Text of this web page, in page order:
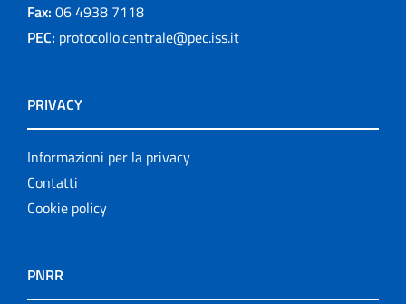
Fax: 06 4938 7118
PEC: protocollo.centrale@pec.iss.it
PRIVACY
Informazioni per la privacy
Contatti
Cookie policy
PNRR